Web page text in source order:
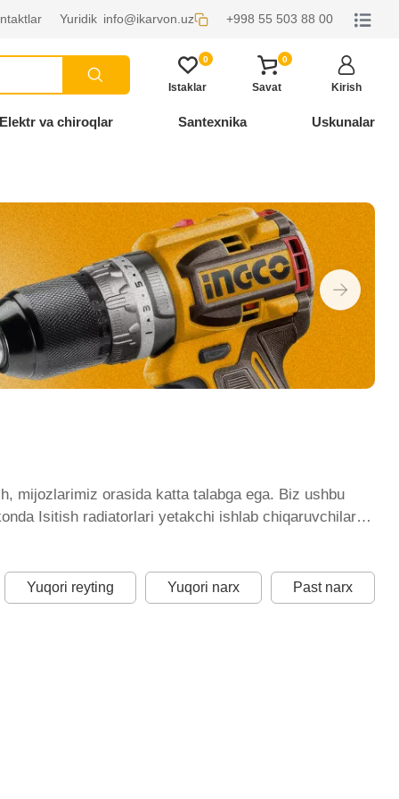
Yuridik info@ikarvon.uz +998 55 503 88 00
0
Istaklar
0
Savat Kirish
va chiroqlar Santexnika Uskunalar
mijozlarimiz orasida katta talabga ega. Biz ushbu
Isitish radiatorlari yetakchi ishlab chiqaruvchilar
bir element uchun optimal narx mavjud.
Yuqori reyting Yuqori narx Past narx